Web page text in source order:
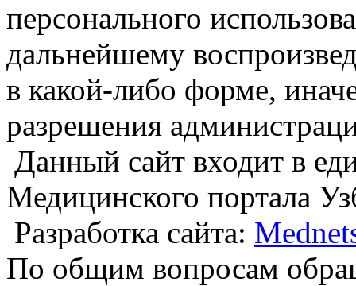
персонального
дальнейшему
в какой-либо форме,
разрешения
Данный сайт входит в
Медицинского портала
Разработка сайта:
По общим вопросам